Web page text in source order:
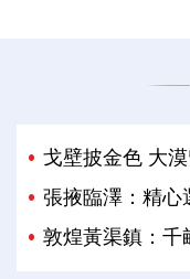
戈壁披金色 大
張掖臨澤：精心
敦煌黃渠鎮：千